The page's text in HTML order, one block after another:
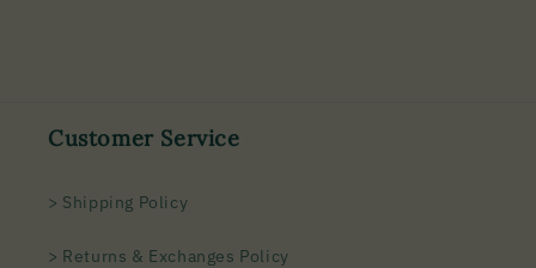
Customer Service
> Shipping Policy
> Returns & Exchanges Policy